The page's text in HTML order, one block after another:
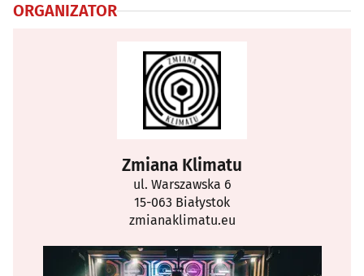
ORGANIZATOR
Zmiana Klimatu
ul. Warszawska 6
15-063 Białystok
zmianaklimatu.eu